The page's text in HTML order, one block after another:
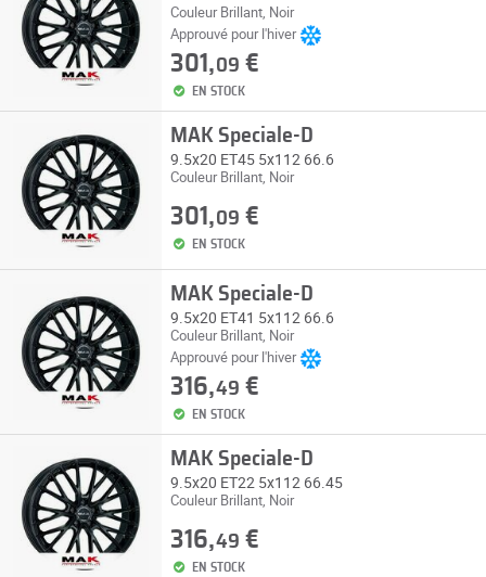
Couleur Brillant, Noir
Approuvé pour l'hiver
301,09 €
EN STOCK
MAK Speciale-D
9.5x20 ET45 5x112 66.6
Couleur Brillant, Noir
301,09 €
EN STOCK
MAK Speciale-D
9.5x20 ET41 5x112 66.6
Couleur Brillant, Noir
Approuvé pour l'hiver
316,49 €
EN STOCK
MAK Speciale-D
9.5x20 ET22 5x112 66.45
Couleur Brillant, Noir
316,49 €
EN STOCK